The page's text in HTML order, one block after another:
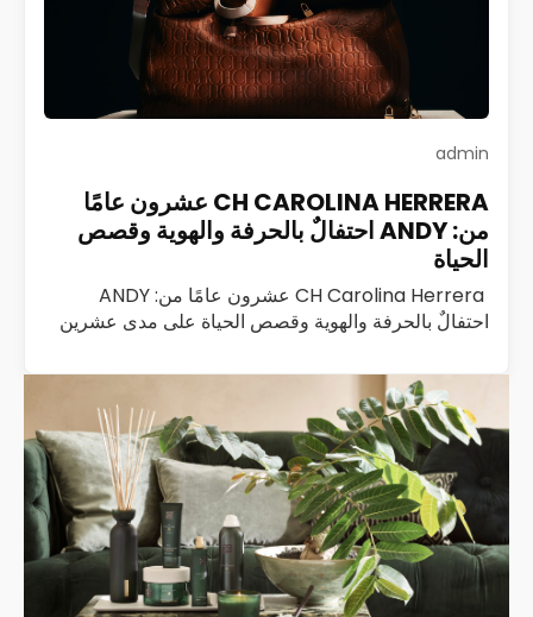
admin
CH CAROLINA HERRERA عشرون عامًا
من: ANDY احتفالٌ بالحرفة والهوية وقصص
الحياة
CH Carolina Herrera عشرون عامًا من: ANDY
احتفالٌ بالحرفة والهوية وقصص الحياة على مدى عشرين
مجرد حقيبة؛ كانت رفيقة درب، وشاهدة على…اقرأ المزيد